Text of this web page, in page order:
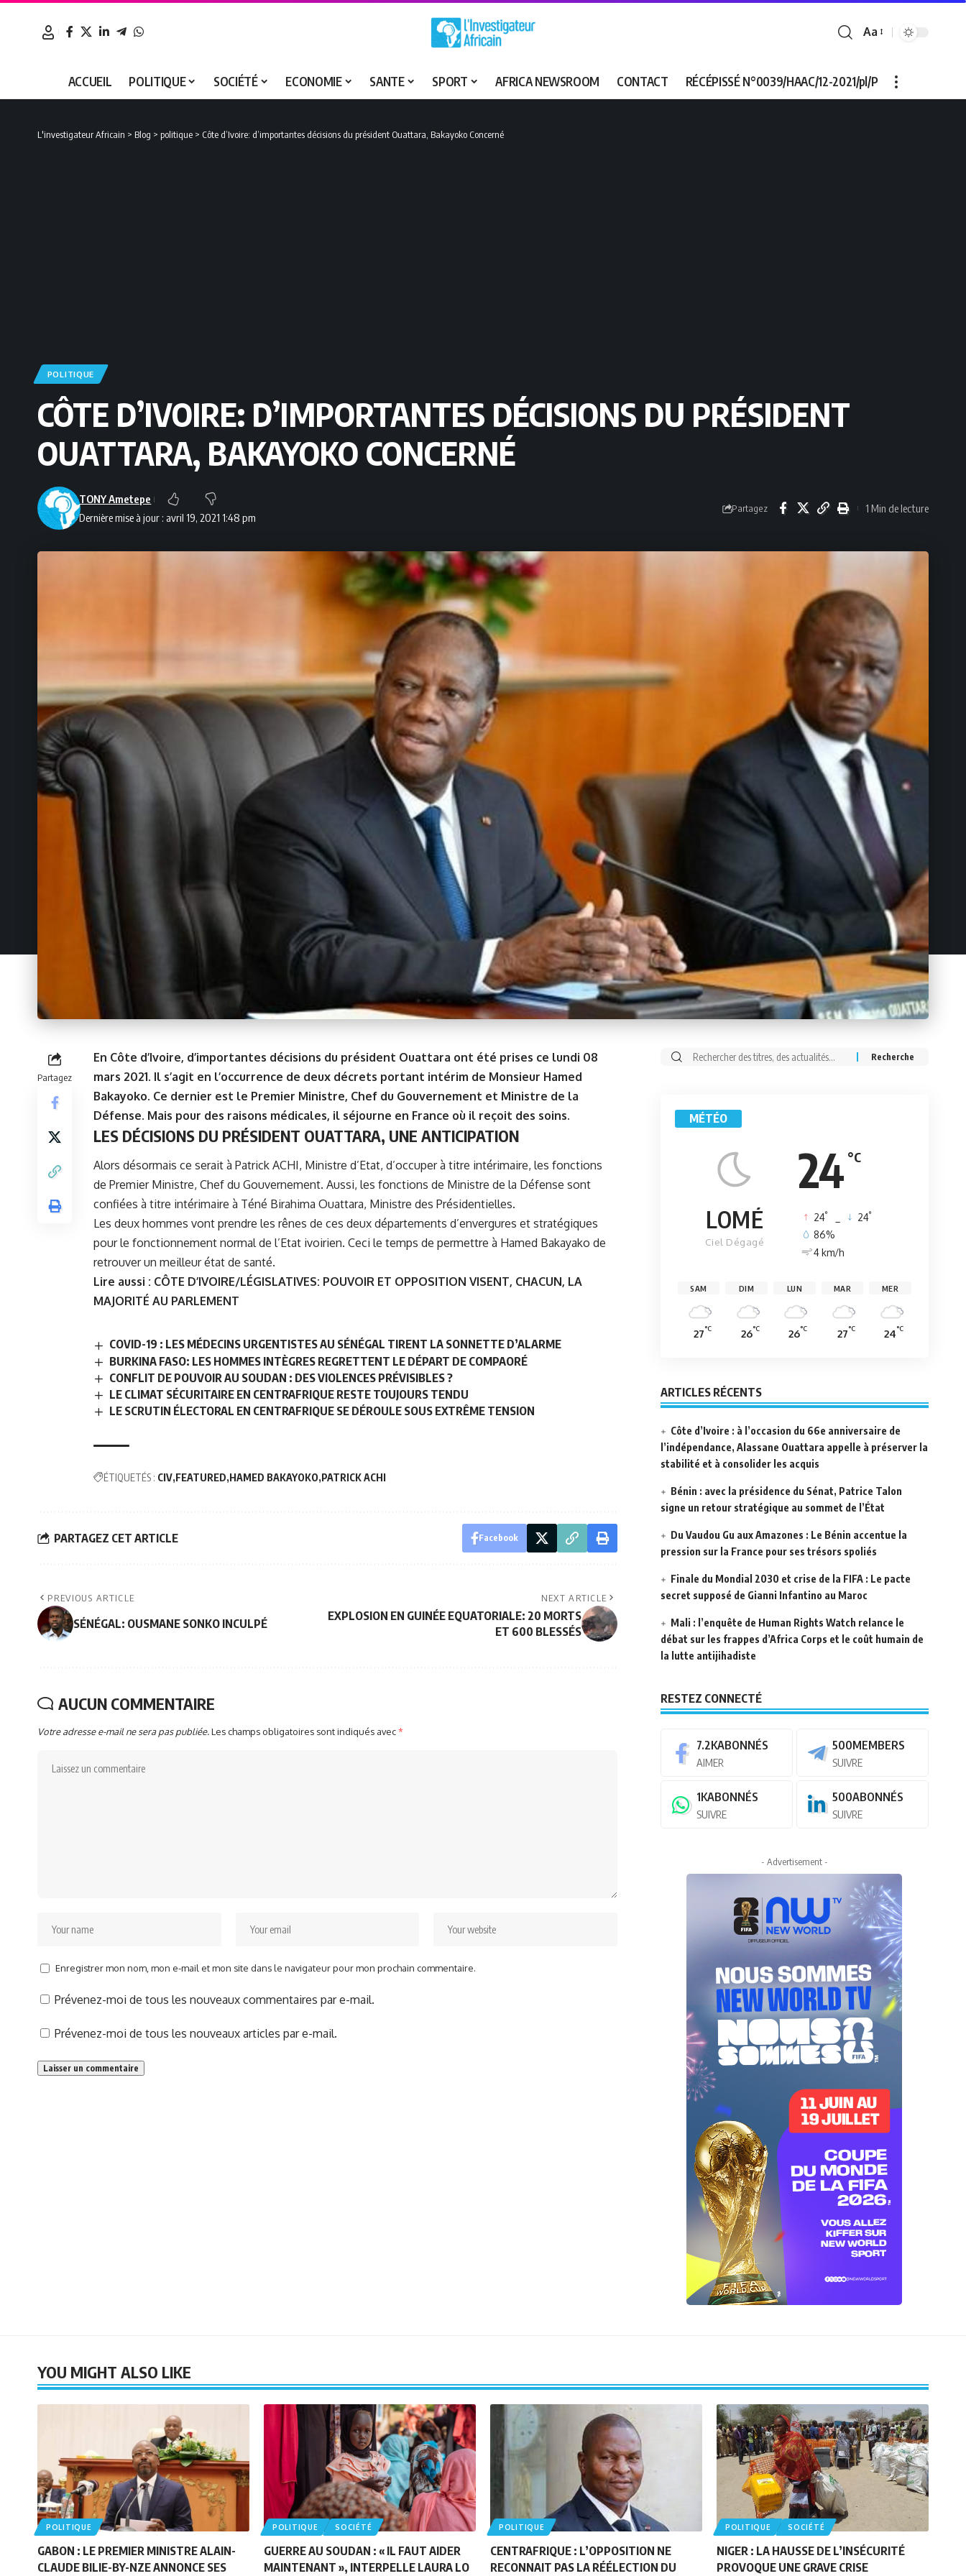
Font
Aa
ACCUEIL POLITIQUE SOCIÉTÉ ECONOMIE SANTE SPORT AFRICA NEWSROOM CONTACT RÉCÉPISSÉ N°0039/HAAC/12-2021/pl/P
L'investigateur Africain > Blog > politique > Côte d’Ivoire: d’importantes décisions du président Ouattara, Bakayoko Concerné
POLITIQUE
CÔTE D’IVOIRE: D’IMPORTANTES DÉCISIONS DU PRÉSIDENT
OUATTARA, BAKAYOKO CONCERNÉ
Dernière mise à jour : avril 19, 2021 1:48 pm
TONY Ametepe
Partagez 1 Min de lecture
Partagez
En Côte d’Ivoire, d’importantes décisions du président Ouattara ont été prises ce lundi 08
mars 2021. Il s’agit en l’occurrence de deux décrets portant intérim de Monsieur Hamed
Bakayoko. Ce dernier est le Premier Ministre, Chef du Gouvernement et Ministre de la
Défense. Mais pour des raisons médicales, il séjourne en France où il reçoit des soins.
LES DÉCISIONS DU PRÉSIDENT OUATTARA, UNE ANTICIPATION
Alors désormais ce serait à Patrick ACHI, Ministre d’Etat, d’occuper à titre intérimaire, les fonctions
de Premier Ministre, Chef du Gouvernement. Aussi, les fonctions de Ministre de la Défense sont
confiées à titre intérimaire à Téné Birahima Ouattara, Ministre des Présidentielles.
Les deux hommes vont prendre les rênes de ces deux départements d’envergures et stratégiques
pour le fonctionnement normal de l’Etat ivoirien. Ceci le temps de permettre à Hamed Bakayako de
retrouver un meilleur état de santé.
Lire aussi : CÔTE D’IVOIRE/LÉGISLATIVES: POUVOIR ET OPPOSITION VISENT, CHACUN, LA
MAJORITÉ AU PARLEMENT
COVID-19 : LES MÉDECINS URGENTISTES AU SÉNÉGAL TIRENT LA SONNETTE D’ALARME
BURKINA FASO: LES HOMMES INTÈGRES REGRETTENT LE DÉPART DE COMPAORÉ
CONFLIT DE POUVOIR AU SOUDAN : DES VIOLENCES PRÉVISIBLES ?
LE CLIMAT SÉCURITAIRE EN CENTRAFRIQUE RESTE TOUJOURS TENDU
LE SCRUTIN ÉLECTORAL EN CENTRAFRIQUE SE DÉROULE SOUS EXTRÊME TENSION
ÉTIQUETÉS : CIV FEATURED HAMED BAKAYOKO PATRICK ACHI
PARTAGEZ CET ARTICLE Facebook
PREVIOUS ARTICLE
SÉNÉGAL: OUSMANE SONKO INCULPÉ
NEXT ARTICLE
EXPLOSION EN GUINÉE EQUATORIALE: 20 MORTS
ET 600 BLESSÉS
AUCUN COMMENTAIRE
Votre adresse e-mail ne sera pas publiée.Les champs obligatoires sont indiqués avec*
Enregistrer mon nom, mon e-mail et mon site dans le navigateur pour mon prochain commentaire.
Prévenez-moi de tous les nouveaux commentaires par e-mail.
Prévenez-moi de tous les nouveaux articles par e-mail.
Rechercher:
MÉTÉO
24 °C
LOMÉ
Ciel Dégagé
24° 24°
86%
4 km/h
SAM
27°C
DIM
26°C
LUN
26°C
MAR
27°C
MER
24°C
ARTICLES RÉCENTS
Côte d’Ivoire : à l’occasion du 66e anniversaire de
l’indépendance, Alassane Ouattara appelle à préserver la
stabilité et à consolider les acquis
Bénin : avec la présidence du Sénat, Patrice Talon
signe un retour stratégique au sommet de l’État
Du Vaudou Gu aux Amazones : Le Bénin accentue la
pression sur la France pour ses trésors spoliés
Finale du Mondial 2030 et crise de la FIFA : Le pacte
secret supposé de Gianni Infantino au Maroc
Mali : l’enquête de Human Rights Watch relance le
débat sur les frappes d’Africa Corps et le coût humain de
la lutte antijihadiste
RESTEZ CONNECTÉ
7.2KABONNÉS
AIMER
500MEMBERS
SUIVRE
1KABONNÉS
SUIVRE
500ABONNÉS
SUIVRE
- Advertisement -
YOU MIGHT ALSO LIKE
POLITIQUE
GABON : LE PREMIER MINISTRE ALAIN-
CLAUDE BILIE-BY-NZE ANNONCE SES
POLITIQUE SOCIÉTÉ
GUERRE AU SOUDAN : « IL FAUT AIDER
MAINTENANT », INTERPELLE LAURA LO
POLITIQUE
CENTRAFRIQUE : L’OPPOSITION NE
RECONNAIT PAS LA RÉÉLECTION DU
POLITIQUE SOCIÉTÉ
NIGER : LA HAUSSE DE L’INSÉCURITÉ
PROVOQUE UNE GRAVE CRISE